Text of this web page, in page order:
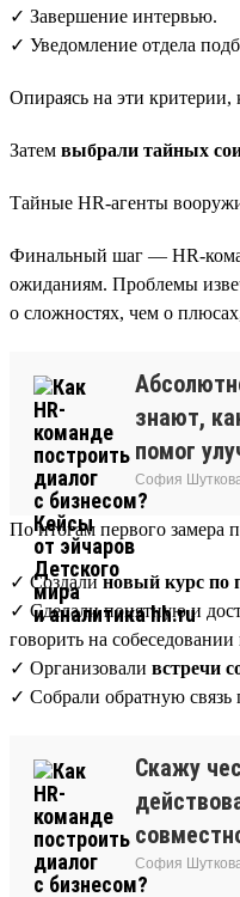
✓ Завершение интервью.
✓ Уведомление отдела
Опираясь на эти критерии,
Затем выбрали тайных
Тайные HR-агенты
Финальный шаг — HR-
ожиданиям. Проблемы
о сложностях, чем о
знают,
помог
София
По итогам первого замера
✓ Создалиновый курс по
✓ Сделали понятную и
говорить на
✓ Организовали встречи
✓ Собрали обратную связь
Скажу
София